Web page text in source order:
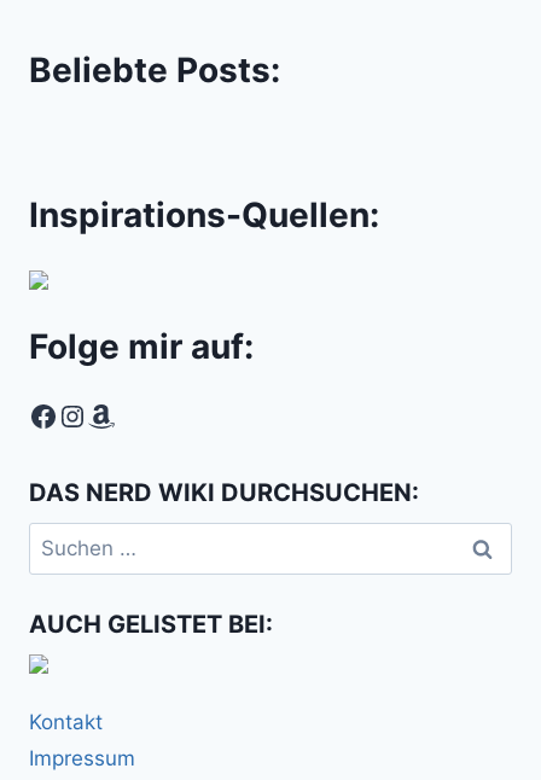
Beliebte Posts:
Inspirations-Quellen:
Folge mir auf:
Facebook
Instagram
Amazon
DAS NERD WIKI DURCHSUCHEN:
Suchen
nach:
AUCH GELISTET BEI:
Kontakt
Impressum